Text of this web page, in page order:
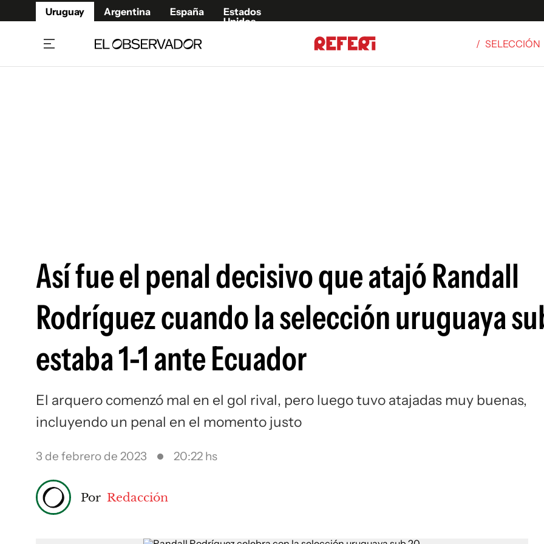
Uruguay Argentina España
Estados
Unidos
/ SELECCIÓN
Así fue el penal decisivo que atajó Randall
Rodríguez cuando la selección uruguaya
estaba 1-1 ante Ecuador
El arquero comenzó mal en el gol rival, pero luego tuvo atajadas muy buenas,
incluyendo un penal en el momento justo
3 de febrero de 2023 20:22 hs
Por Redacción